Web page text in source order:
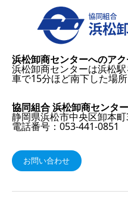
浜松卸商センターへのア
浜松卸商センターは浜松駅
車で15分ほど南下した場所
協同組合 浜松卸商センター
静岡県浜松市中央区卸本
電話番号：053-441-0851
お問い合わせ